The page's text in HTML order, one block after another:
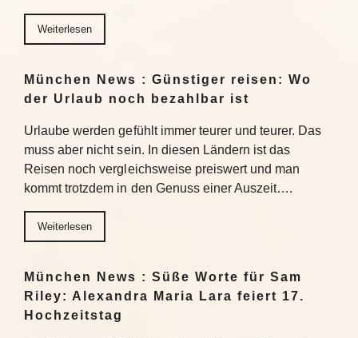
Weiterlesen
München News : Günstiger reisen: Wo
der Urlaub noch bezahlbar ist
Urlaube werden gefühlt immer teurer und teurer. Das
muss aber nicht sein. In diesen Ländern ist das
Reisen noch vergleichsweise preiswert und man
kommt trotzdem in den Genuss einer Auszeit….
Weiterlesen
München News : Süße Worte für Sam
Riley: Alexandra Maria Lara feiert 17.
Hochzeitstag